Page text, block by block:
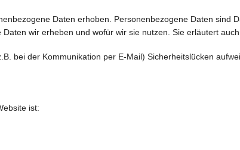
Daten erhoben. Personenbezogene Daten sind
wir erheben und wofür wir sie nutzen. Sie erläutert
bei der Kommunikation per E-Mail) Sicherheitslücken
ist: